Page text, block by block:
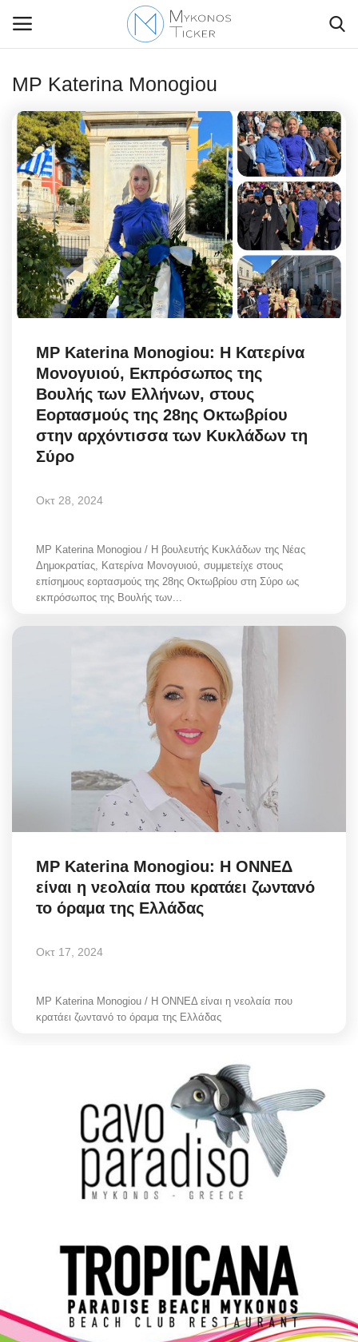
Contact Us
Politique
Business
Travel
World
Style Adorés
Entertainment
Arts & Culture
Mykonos
Sport
Aegean Islands
Σεβασμιώτατος Δωρόθεος Β’
Cost Of Living Crisis
Opinion + Analysis
All News
Elections 2023
English
MP Katerina Monogiou
MP Katerina Monogiou: Η Κατερίνα
Μονογυιού, Εκπρόσωπος της
Βουλής των Ελλήνων, στους
Εορτασμούς της 28ης Οκτωβρίου
στην αρχόντισσα των Κυκλάδων τη
Σύρο
Οκτ 28, 2024
MP Katerina Monogiou / Η βουλευτής Κυκλάδων της Νέας
Δημοκρατίας, Κατερίνα Μονογυιού, συμμετείχε στους
επίσημους εορτασμούς της 28ης Οκτωβρίου στη Σύρο ως
εκπρόσωπος της Βουλής των...
MP Katerina Monogiou: Η ΟΝΝΕΔ
είναι η νεολαία που κρατάει ζωντανό
το όραμα της Ελλάδας
Οκτ 17, 2024
MP Katerina Monogiou / Η ΟΝΝΕΔ είναι η νεολαία που
κρατάει ζωντανό το όραμα της Ελλάδας